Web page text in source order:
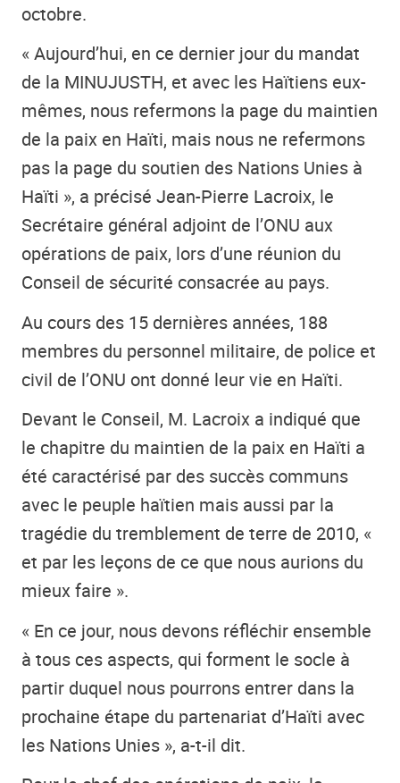
octobre.
« Aujourd’hui, en ce dernier jour du mandat
de la MINUJUSTH, et avec les Haïtiens eux-
mêmes, nous refermons la page du maintien
de la paix en Haïti, mais nous ne refermons
pas la page du soutien des Nations Unies à
Haïti », a précisé Jean-Pierre Lacroix, le
Secrétaire général adjoint de l’ONU aux
opérations de paix, lors d’une réunion du
Conseil de sécurité consacrée au pays.
Au cours des 15 dernières années, 188
membres du personnel militaire, de police et
civil de l’ONU ont donné leur vie en Haïti.
Devant le Conseil, M. Lacroix a indiqué que
le chapitre du maintien de la paix en Haïti a
été caractérisé par des succès communs
avec le peuple haïtien mais aussi par la
tragédie du tremblement de terre de 2010, «
et par les leçons de ce que nous aurions du
mieux faire ».
« En ce jour, nous devons réfléchir ensemble
à tous ces aspects, qui forment le socle à
partir duquel nous pourrons entrer dans la
prochaine étape du partenariat d’Haïti avec
les Nations Unies », a-t-il dit.